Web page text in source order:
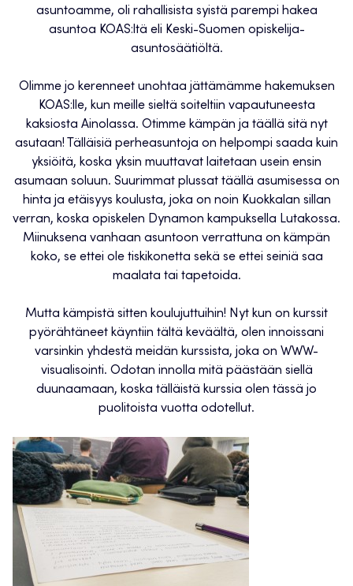
asuntoamme, oli rahallisista syistä parempi hakea
asuntoa KOAS:ltä eli Keski-Suomen opiskelija-
asuntosäätiöltä.
Olimme jo kerenneet unohtaa jättämämme hakemuksen
KOAS:lle, kun meille sieltä soiteltiin vapautuneesta
kaksiosta Ainolassa. Otimme kämpän ja täällä sitä nyt
asutaan! Tälläisiä perheasuntoja on helpompi saada kuin
yksiöitä, koska yksin muuttavat laitetaan usein ensin
asumaan soluun. Suurimmat plussat täällä asumisessa on
hinta ja etäisyys koulusta, joka on noin Kuokkalan sillan
verran, koska opiskelen Dynamon kampuksella Lutakossa.
Miinuksena vanhaan asuntoon verrattuna on kämpän
koko, se ettei ole tiskikonetta sekä se ettei seiniä saa
maalata tai tapetoida.
Mutta kämpistä sitten koulujuttuihin! Nyt kun on kurssit
pyörähtäneet käyntiin tältä keväältä, olen innoissani
varsinkin yhdestä meidän kurssista, joka on WWW-
visualisointi. Odotan innolla mitä päästään siellä
duunaamaan, koska tälläistä kurssia olen tässä jo
puolitoista vuotta odotellut.